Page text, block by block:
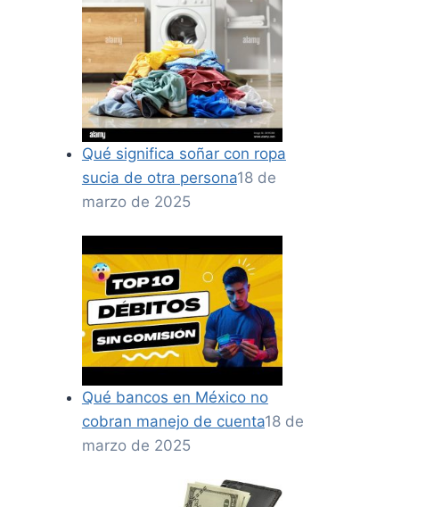
Qué significa soñar con ropa
sucia de otra persona18 de
marzo de 2025
Qué bancos en México no
cobran manejo de cuenta18 de
marzo de 2025